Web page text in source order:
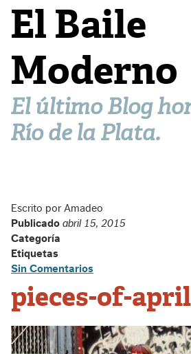
El Baile
Moderno
El último Blog
Río de la Plata.
Escrito por Amadeo
Publicado abril 15, 2015
Categoría
Etiquetas
Sin Comentarios
pieces-of-april